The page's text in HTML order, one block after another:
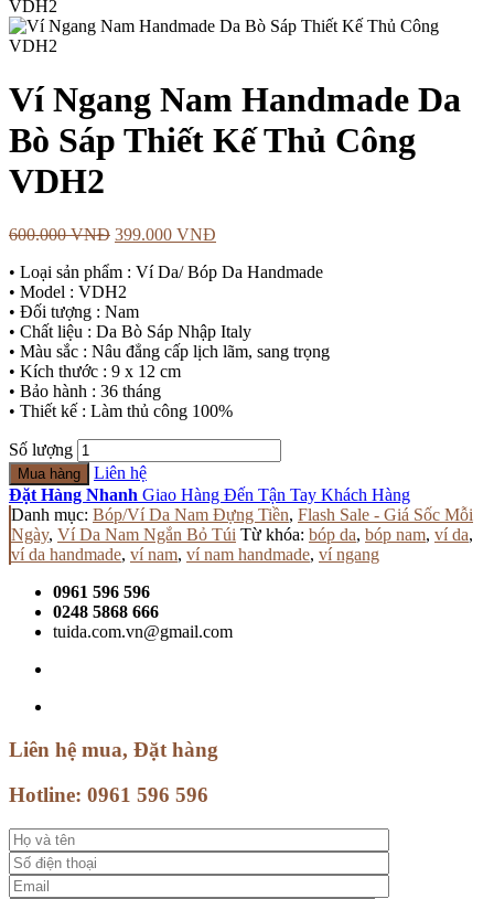
Ví Ngang Nam Handmade Da
Bò Sáp Thiết Kế Thủ Công
VDH2
600.000VNĐ 399.000 VNĐ
• Loại sản phẩm : Ví Da/ Bóp Da Handmade
• Model : VDH2
• Đối tượng : Nam
• Chất liệu : Da Bò Sáp Nhập Italy
• Màu sắc : Nâu đẳng cấp lịch lãm, sang trọng
• Kích thước : 9 x 12 cm
• Bảo hành : 36 tháng
• Thiết kế : Làm thủ công 100%
Số lượng
Mua hàng
Liên hệ
Đặt Hàng Nhanh Giao Hàng Đến Tận Tay Khách Hàng
Danh mục: Bóp/Ví Da Nam Đựng Tiền, Flash Sale - Giá Sốc Mỗi
Ngày, Ví Da Nam Ngắn Bỏ Túi Từ khóa: bóp da, bóp nam, ví da,
ví da handmade, ví nam, ví nam handmade, ví ngang
0961 596 596
0248 5868 666
tuida.com.vn@gmail.com
Liên hệ mua, Đặt hàng
Hotline: 0961 596 596